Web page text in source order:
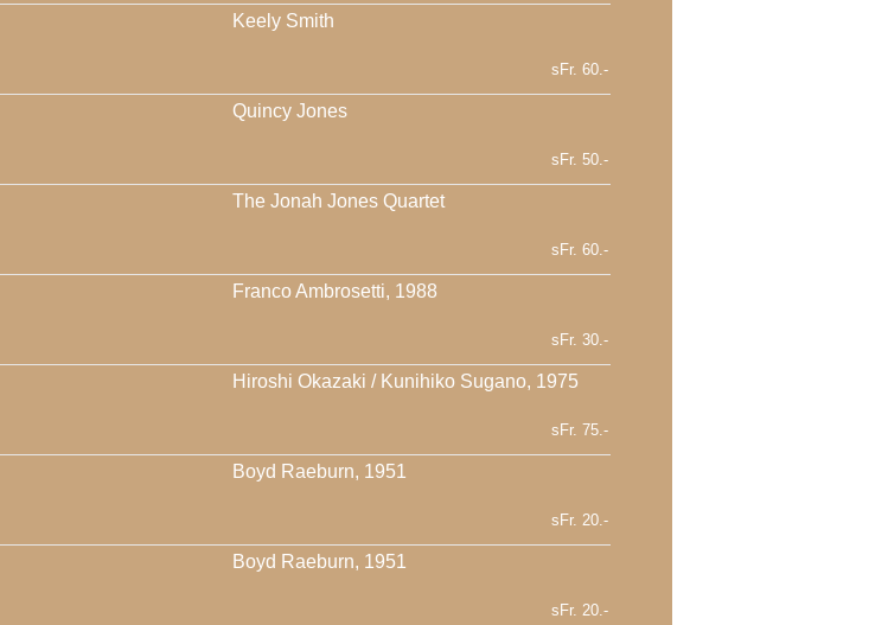
Keely Smith
sFr. 60.-
Quincy Jones
sFr. 50.-
The Jonah Jones Quartet
sFr. 60.-
Franco Ambrosetti, 1988
sFr. 30.-
Hiroshi Okazaki / Kunihiko Sugano, 1975
sFr. 75.-
Boyd Raeburn, 1951
sFr. 20.-
Boyd Raeburn, 1951
sFr. 20.-